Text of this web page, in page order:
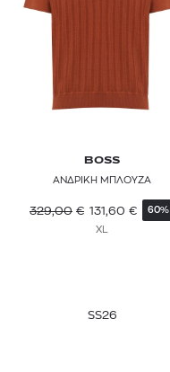
BOSS
ΑΝΔΡΙΚΗ ΜΠΛΟΥΖΑ
329,00 € 131,60 € 60%
XL
SS26